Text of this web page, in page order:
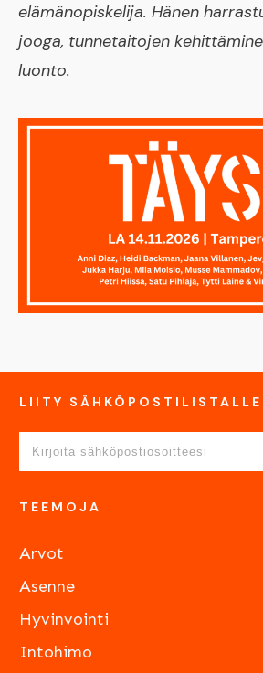
elämänopiskelija. Hänen
jooga, tunnetaitojen
luonto.
TEEMOJA
Arvot
Asenne
Hyvinvointi
Intohimo
LIITY